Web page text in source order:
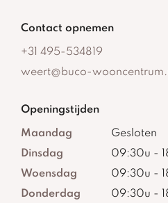
Contact opnemen
+31 495-534819
weert@buco-
Openingstijden
Maandag
Gesloten
Dinsdag
09:30u -
Woensdag
09:30u -
Donderdag
09:30u -